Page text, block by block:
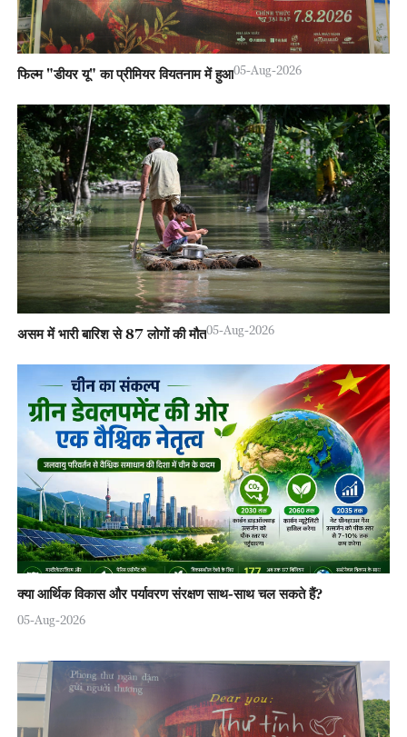
फिल्म "डीयर यू" का प्रीमियर वियतनाम में हुआ05-Aug-2026
असम में भारी बारिश से 87 लोगों की मौत05-Aug-2026
क्या आर्थिक विकास और पर्यावरण संरक्षण साथ-साथ चल सकते हैं?
05-Aug-2026